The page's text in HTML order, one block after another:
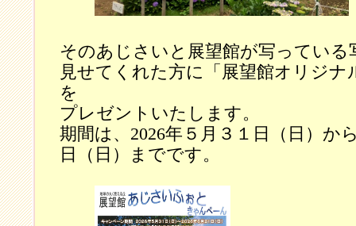
そのあじさいと展望館が写っている
見せてくれた方に「展望館オリジナ
を
プレゼントいたします。
期間は、2026年５月３１日（日）か
日（日）までです。